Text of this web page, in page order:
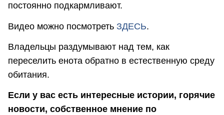
постоянно подкармливают.
Видео можно посмотреть ЗДЕСЬ.
Владельцы раздумывают над тем, как
переселить енота обратно в естественную среду
обитания.
Если у вас есть интересные истории, горячие
новости, собственное мнение по